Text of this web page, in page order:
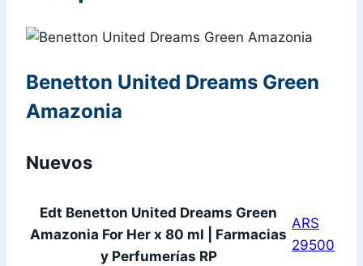
Benetton United Dreams Green
Amazonia
Nuevos
Edt Benetton United Dreams Green
Amazonia For Her x 80 ml | Farmacias
y Perfumerías RP
ARS
29500